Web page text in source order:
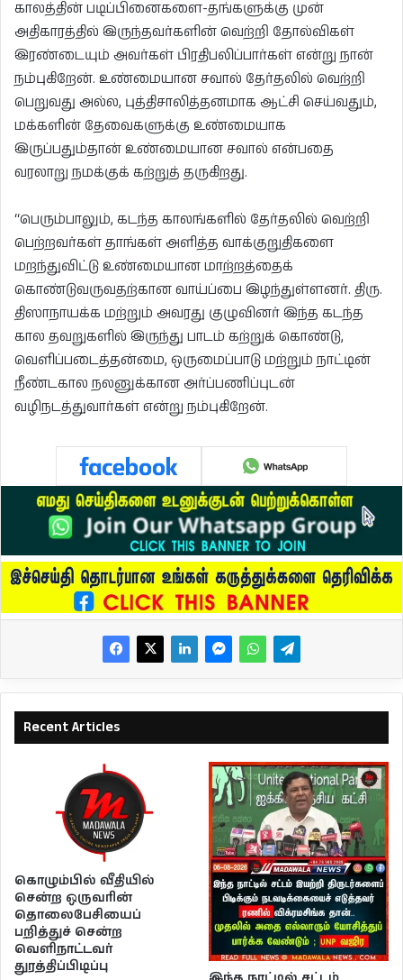
காலத்தின் படிப்பினைகளை-தங்களுக்கு முன்
அதிகாரத்தில் இருந்தவர்களின் வெற்றி தோல்விகள்
இரண்டையும் அவர்கள் பிரதிபலிப்பார்கள் என்று நான்
நம்புகிறேன். உண்மையான சவால் தேர்தலில் வெற்றி
பெறுவது அல்ல, புத்திசாலித்தனமாக ஆட்சி செய்வதும்,
மக்களின் தேவைகளுக்கு உண்மையாக
இருப்பதும்தான் உண்மையான சவால் என்பதை
வரலாறு நமக்குக் கற்றுத் தருகிறது.
“பெரும்பாலும், கடந்த காலங்களில் தேர்தலில் வெற்றி
பெற்றவர்கள் தாங்கள் அளித்த வாக்குறுதிகளை
மறந்துவிட்டு உண்மையான மாற்றத்தைக்
கொண்டுவருவதற்கான வாய்ப்பை இழந்துள்ளனர். திரு.
திஸாநாயக்க மற்றும் அவரது குழுவினர் இந்த கடந்த
கால தவறுகளில் இருந்து பாடம் கற்றுக் கொண்டு,
வெளிப்படைத்தன்மை, ஒருமைப்பாடு மற்றும் நாட்டின்
நீண்டகால நலனுக்கான அர்ப்பணிப்புடன்
வழிநடத்துவார்கள் என்று நம்புகிறேன்.
Recent Articles
கொழும்பில் வீதியில்
சென்ற ஒருவரின்
தொலைபேசியைப்
பறித்துச் சென்ற
வெளிநாட்டவர்
துரத்திப்பிடிப்பு